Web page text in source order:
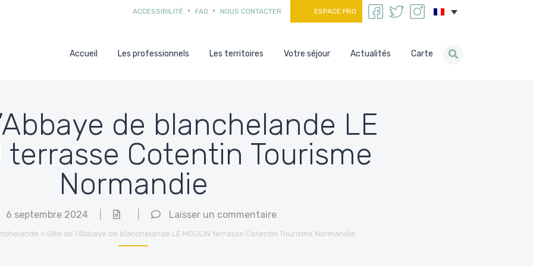
ACCESSIBILITÉ FAQ NOUS CONTACTER ESPACE PRO
Accueil Les professionnels Les territoires Votre séjour Actualités Carte
de blanchelande LE
terrasse Cotentin Tourisme
Normandie
6 septembre 2024 Laisser un commentaire
» Gîte de l’Abbaye de blanchelande LE MOULIN terrasse Cotentin Tourisme Normandie